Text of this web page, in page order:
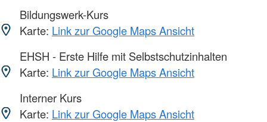
Bildungswerk-Kurs
Karte: Link zur Google Maps Ansicht
EHSH - Erste Hilfe mit Selbstschutzinhalten
Karte: Link zur Google Maps Ansicht
Interner Kurs
Karte: Link zur Google Maps Ansicht